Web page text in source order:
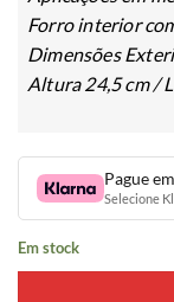
Forro interior
Dimensões
Altura 24,5 cm /
Pague
Selecione
Em stock